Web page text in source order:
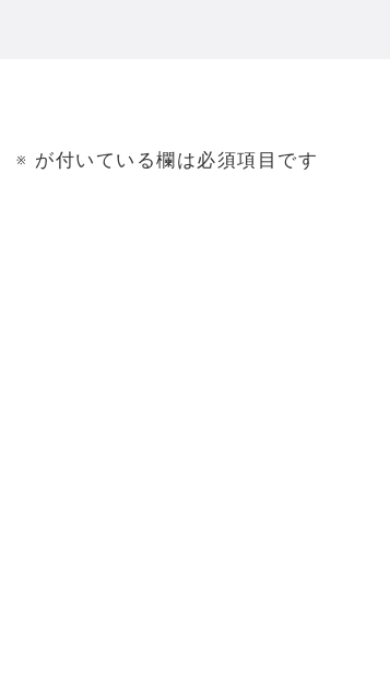
※ が付いている欄は必須項目です